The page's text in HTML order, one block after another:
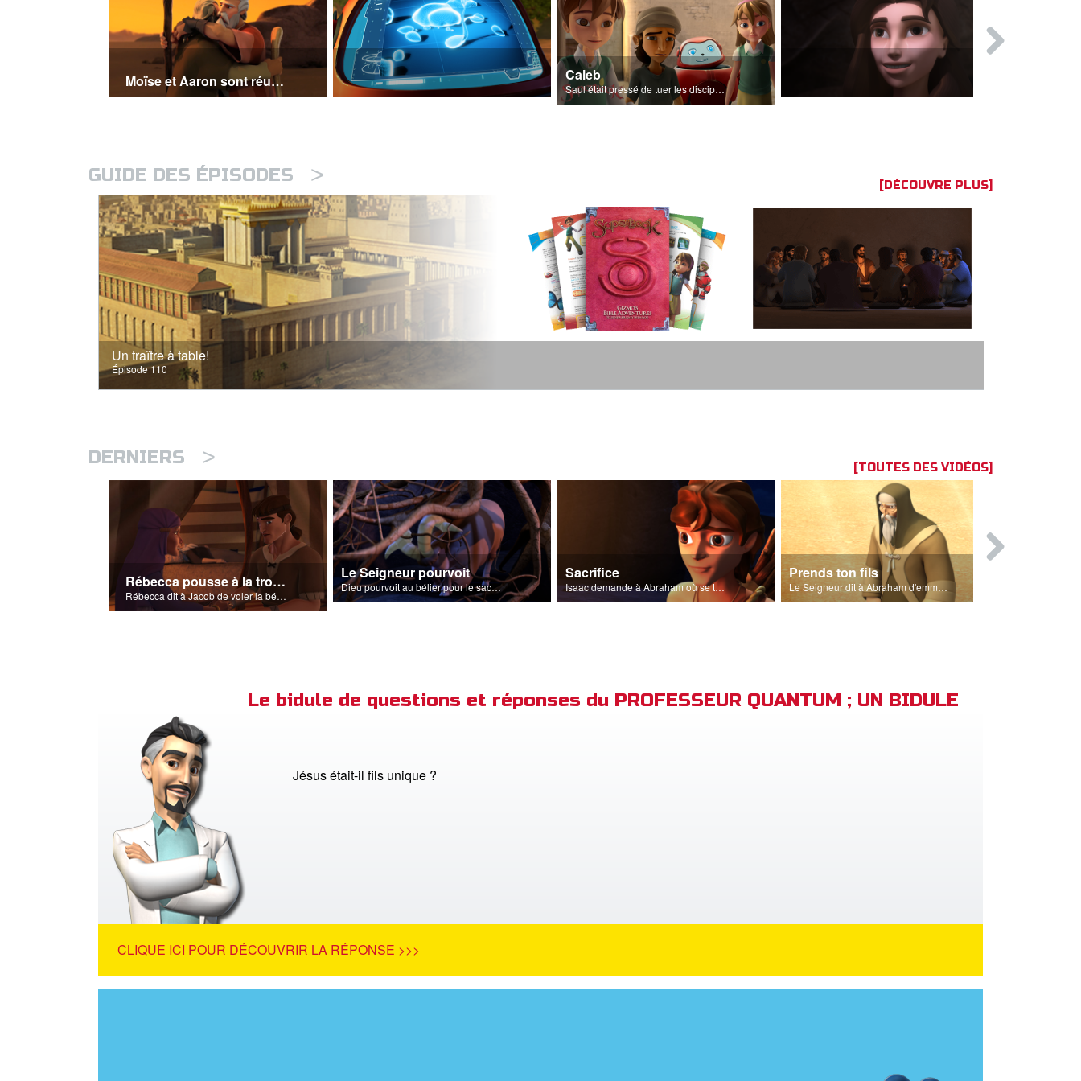
Moïse et Aaron sont réunis Caleb
Saul était pressé de tuer les disciples du Seigneur.
GUIDE DES ÉPISODES > [DÉCOUVRE PLUS]
Un traître à table!
Épisode 110
DERNIERS > [TOUTES DES VIDÉOS]
Rébecca pousse à la tromperie
Rébecca dit à Jacob de voler la bénédiction qu'Isaac voulait accorder à Ésaü.
Le Seigneur pourvoit
Dieu pourvoit au bélier pour le sacrifice.
Sacrifice
Isaac demande à Abraham où se trouve l'agneau pour le sacrifice.
Prends ton fils
Le bidule de questions et réponses du PROFESSEUR QUANTUM ; UN BIDULE
Jésus était-il fils unique ?
CLIQUE ICI POUR DÉCOUVRIR LA RÉPONSE >>>